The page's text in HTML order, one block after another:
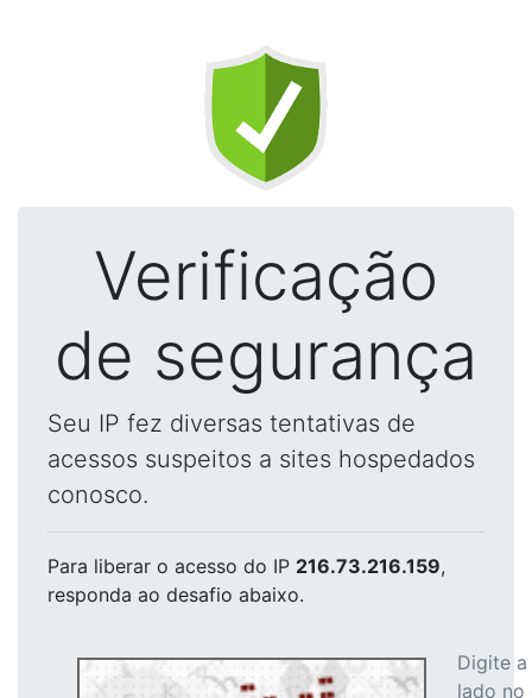
Verificação
de segurança
Seu IP fez diversas tentativas de
acessos suspeitos a sites hospedados
conosco.
Para liberar o acesso do IP 216.73.216.159,
responda ao desafio abaixo.
Digite
lado no